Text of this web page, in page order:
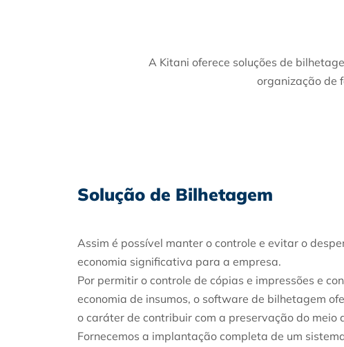
A Kitani oferece soluções de
organização de
Solução de Bilhetagem
Assim é possível manter o controle e evitar o
economia significativa para a empresa.
Por permitir o controle de cópias e impressões e
economia de insumos, o software de bilhetagem
o caráter de contribuir com a preservação do meio
Fornecemos a implantação completa de um